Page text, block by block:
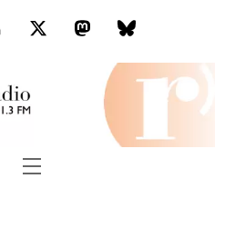
TwitterMastodonBluesky
Menu